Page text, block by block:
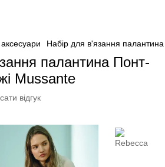
Набір для в'язання
палантина Понт-
Mussante
відгук